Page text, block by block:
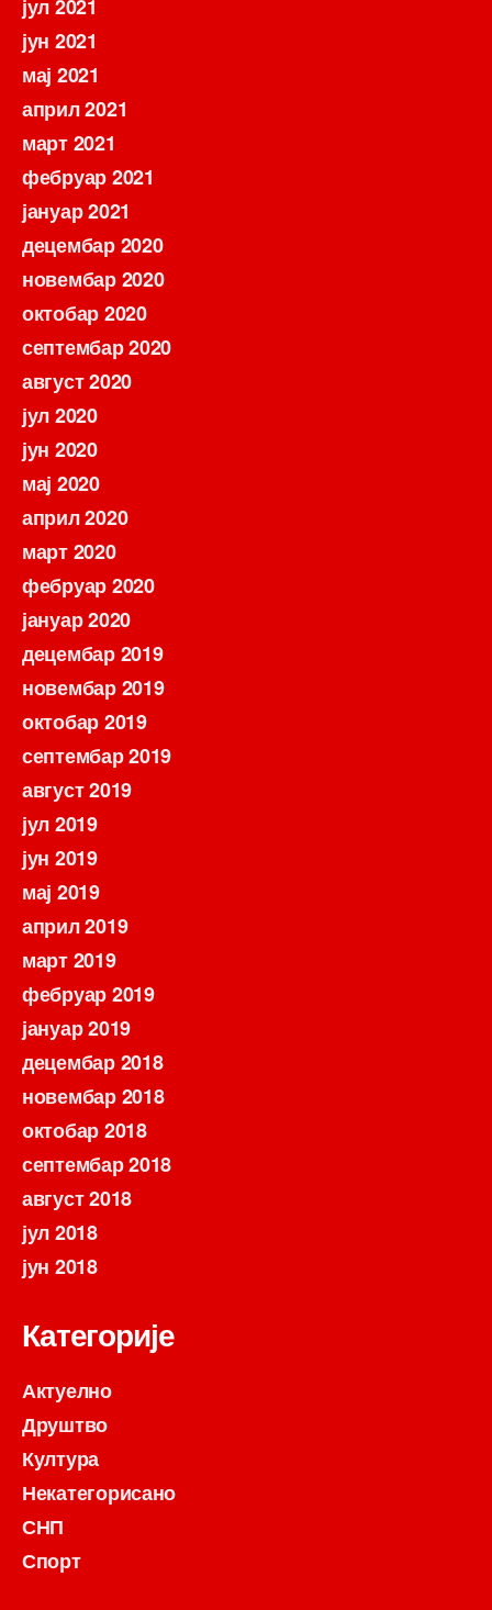
јул 2021
јун 2021
мај 2021
април 2021
март 2021
фебруар 2021
јануар 2021
децембар 2020
новембар 2020
октобар 2020
септембар 2020
август 2020
јул 2020
јун 2020
мај 2020
април 2020
март 2020
фебруар 2020
јануар 2020
децембар 2019
новембар 2019
октобар 2019
септембар 2019
август 2019
јул 2019
јун 2019
мај 2019
април 2019
март 2019
фебруар 2019
јануар 2019
децембар 2018
новембар 2018
октобар 2018
септембар 2018
август 2018
јул 2018
јун 2018
Категорије
Актуелно
Друштво
Култура
Некатегорисано
СНП
Спорт